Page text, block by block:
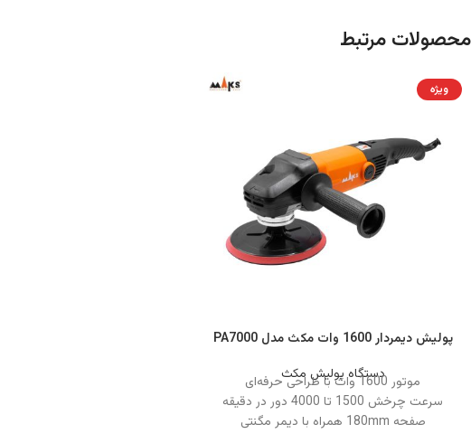
محصولات مرتبط
ویژه
پولیش دیمردار 1600 وات مکث مدل PA7000
دستگاه پولیش مکث موتور 1600 وات با طراحی حرفه‌ای
سرعت چرخش 1500 تا 4000 دور در دقیقه
صفحه 180mm همراه با دیمر مگنتی